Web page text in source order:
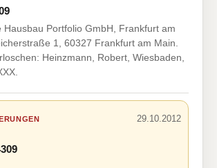
Hausbau Portfolio GmbH, Frankfurt am
1, 60327 Frankfurt am Main.
Heinzmann, Robert, Wiesbaden,
29.10.2012